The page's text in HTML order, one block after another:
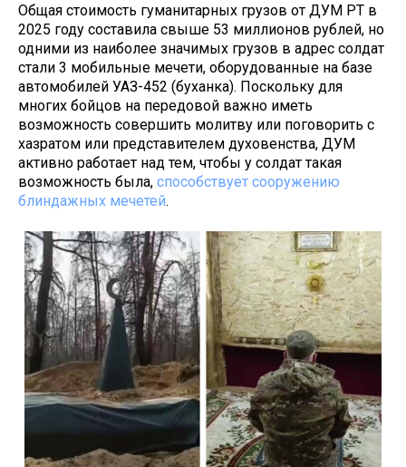
Общая стоимость гуманитарных грузов от ДУМ РТ в
2025 году составила свыше 53 миллионов рублей, но
одними из наиболее значимых грузов в адрес солдат
стали 3 мобильные мечети, оборудованные на базе
автомобилей УАЗ-452 (буханка). Поскольку для
многих бойцов на передовой важно иметь
возможность совершить молитву или поговорить с
хазратом или представителем духовенства, ДУМ
активно работает над тем, чтобы у солдат такая
возможность была, способствует сооружению
блиндажных мечетей.